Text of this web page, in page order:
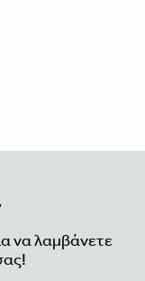
να λαμβάνετε